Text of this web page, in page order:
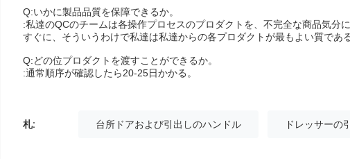
Q:いかに製品品質を保障できるか。
:私達のQCのチームは各操作プロセスのプロダクトを、不完全な商品気分
すぐに、そういうわけで私達は私達からの各プロダクトが最もよい質であ
Q:どの位プロダクトを渡すことができるか。
:通常順序が確認したら20-25日かかる。
札: 台所ドアおよび引出しのハンドル ドレッサーの